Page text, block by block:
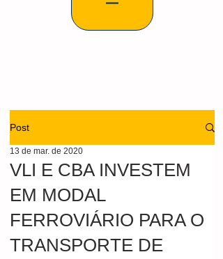
Post
VLI E CBA INVESTEM
EM MODAL
FERROVIÁRIO PARA O
TRANSPORTE DE
13 de mar. de 2020